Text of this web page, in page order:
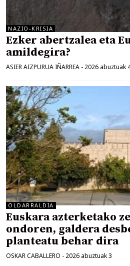
NAZIO-KRISIA
Ezker abertzalea eta
amildegira?
ASIER AIZPURUA IÑARREA - 2026 abuztuak
OLDARRALDIA
Euskara azterketako
ondoren, galdera
planteatu behar dira
OSKAR CABALLERO - 2026 abuztuak 3